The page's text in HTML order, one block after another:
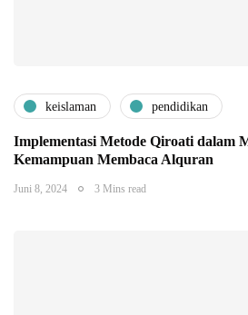
keislaman pendidikan
Implementasi Metode Qiroati dalam
Kemampuan Membaca Alquran
Juni 8, 2024 3 Mins read